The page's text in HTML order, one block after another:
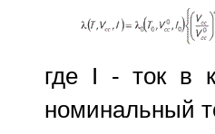
где I - ток в
номинальный